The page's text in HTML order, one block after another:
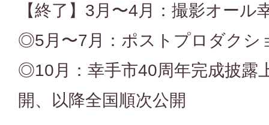
【終了】3⽉〜4⽉：撮影オール
◎5⽉〜7⽉：ポストプロダクシ
◎10⽉：幸⼿市40周年完成披露
開、以降全国順次公開